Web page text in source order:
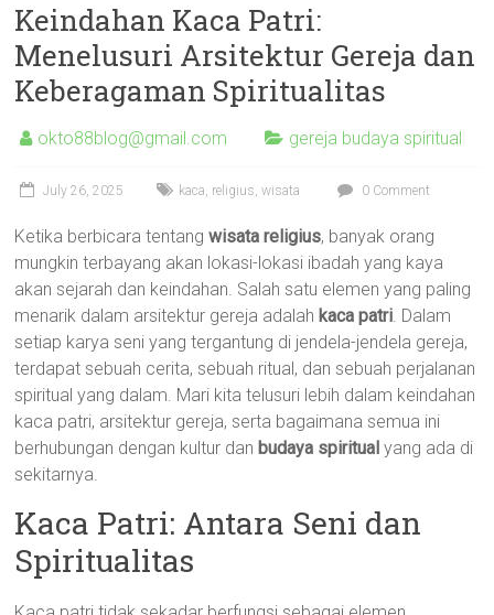
Keindahan Kaca Patri:
Menelusuri Arsitektur Gereja dan
Keberagaman Spiritualitas
okto88blog@gmail.com gereja budaya spiritual
July 26, 2025 kaca, religius,wisata 0 Comment
Ketika berbicara tentangwisata religius, banyak orang
mungkin terbayang akan lokasi-lokasi ibadah yang kaya
akan sejarah dan keindahan. Salah satu elemen yang paling
menarik dalam arsitektur gereja adalah kaca patri. Dalam
setiap karya seni yang tergantung di jendela-jendela gereja,
terdapat sebuah cerita, sebuah ritual, dan sebuah perjalanan
spiritual yang dalam. Mari kita telusuri lebih dalam keindahan
kaca patri, arsitektur gereja, serta bagaimana semua ini
berhubungan dengan kultur dan budaya spiritual yang ada di
sekitarnya.
Kaca Patri: Antara Seni dan
Spiritualitas